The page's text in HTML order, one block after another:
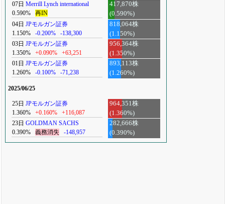
07日 Merrill Lynch international
0.590%
再IN
417,870株
(0.590%)
04日 JPモルガン証券
1.150%
-0.200% -138,300
818,064株
(1.150%)
03日 JPモルガン証券
1.350%
+0.090% +63,251
956,364株
(1.350%)
01日 JPモルガン証券
1.260%
-0.100% -71,238
893,113株
(1.260%)
2025/06/25
25日 JPモルガン証券
1.360%
+0.160% +116,087
964,351株
(1.360%)
23日 GOLDMAN SACHS
0.390%
義務消失 -148,957
282,666株
(0.390%)